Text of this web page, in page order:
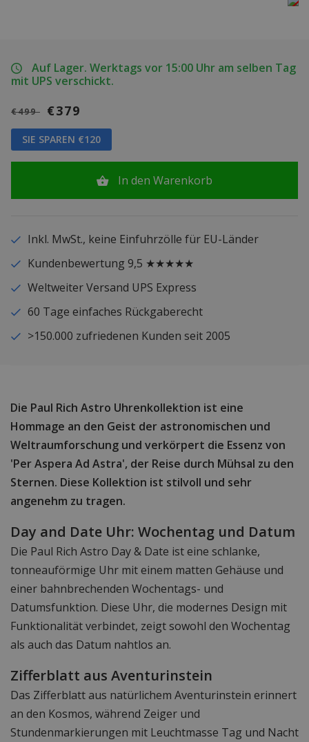
Auf Lager. Werktags vor 15:00 Uhr am selben Tag
mit UPS verschickt.
€499 €379
SIE SPAREN €120
In den Warenkorb
Inkl. MwSt., keine Einfuhrzölle für EU-Länder
Kundenbewertung 9,5 ★★★★★
Weltweiter Versand UPS Express
60 Tage einfaches Rückgaberecht
>150.000 zufriedenen Kunden seit 2005
Die Paul Rich Astro Uhrenkollektion ist eine
Hommage an den Geist der astronomischen und
Weltraumforschung und verkörpert die Essenz von
'Per Aspera Ad Astra', der Reise durch Mühsal zu den
Sternen. Diese Kollektion ist stilvoll und sehr
angenehm zu tragen.
Day and Date Uhr: Wochentag und Datum
Die Paul Rich Astro Day & Date ist eine schlanke,
tonneauförmige Uhr mit einem matten Gehäuse und
einer bahnbrechenden Wochentags- und
Datumsfunktion. Diese Uhr, die modernes Design mit
Funktionalität verbindet, zeigt sowohl den Wochentag
als auch das Datum nahtlos an.
Zifferblatt aus Aventurinstein
Das Zifferblatt aus natürlichem Aventurinstein erinnert
an den Kosmos, während Zeiger und
Stundenmarkierungen mit Leuchtmasse Tag und Nacht